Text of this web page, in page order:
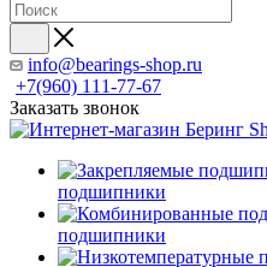
info@bearings-shop.ru
+7(960) 111-77-67
Заказать звонок
подшипники
подшипники